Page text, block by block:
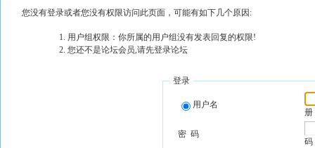
您没有登录或者您没有权限访问此页面，可能有如下几个原因:
用户组权限：你所属的用户组没有发表回复的权限!
您还不是论坛会员,请先登录论坛
登录
用户名
册
密 码
码